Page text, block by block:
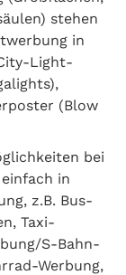
stehen
in
Light-
(Blow
bei
in
z.B. Bus-
Taxi-
S-Bahn-
Werbung,